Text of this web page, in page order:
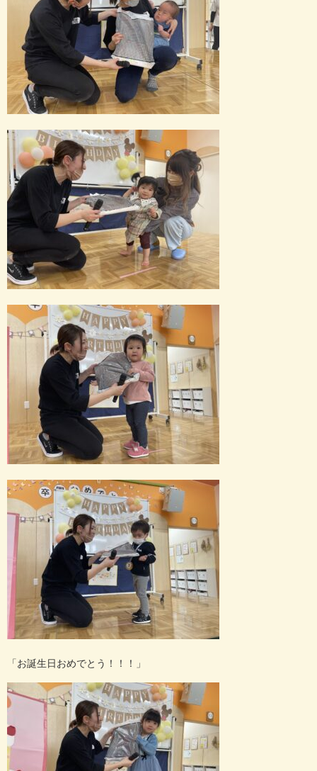
「お誕生日おめでとう！！！」